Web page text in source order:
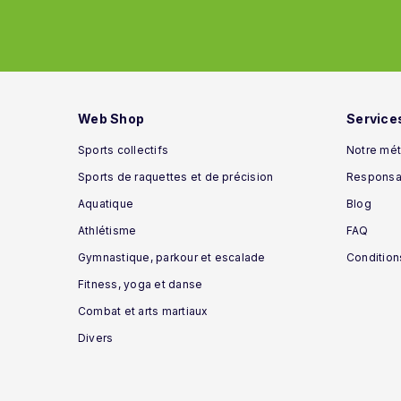
Web Shop
Sports collectifs
Sports de raquettes et de précision
Aquatique
Athlétisme
Gymnastique, parkour et escalade
Fitness, yoga et danse
Combat et arts martiaux
Divers
Notre
Blog
FAQ